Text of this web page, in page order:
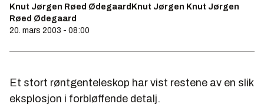
Knut Jørgen Røed ØdegaardKnut Jørgen Knut Jørgen
Røed Ødegaard
20. mars 2003 - 08:00
Et stort røntgenteleskop har vist restene av en slik
eksplosjon i forbløffende detalj.